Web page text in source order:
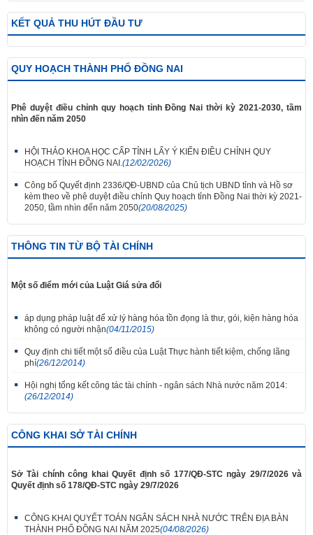
KẾT QUẢ THU HÚT ĐẦU TƯ
QUY HOẠCH THÀNH PHỐ ĐỒNG NAI
Phê duyệt điều chỉnh quy hoạch tỉnh Đồng Nai thời kỳ 2021-2030, tầm
nhìn đến năm 2050
HỘI THẢO KHOA HỌC CẤP TỈNH LẤY Ý KIẾN ĐIỀU CHỈNH QUY
HOẠCH TỈNH ĐỒNG NAI. (12/02/2026)
Công bố Quyết định 2336/QĐ-UBND của Chủ tịch UBND tỉnh và Hồ sơ
kèm theo về phê duyệt điều chỉnh Quy hoạch tỉnh Đồng Nai thời kỳ 2021-
2050, tầm nhìn đến năm 2050(20/08/2025)
THÔNG TIN TỪ BỘ TÀI CHÍNH
Một số điểm mới của Luật Giá sửa đổi
áp dụng pháp luật để xử lý hàng hóa tồn đọng là thư, gói, kiện hàng hóa
không có người nhận(04/11/2015)
Quy định chi tiết một số điều của Luật Thực hành tiết kiệm, chống lãng
phí(26/12/2014)
Hội nghị tổng kết công tác tài chính - ngân sách Nhà nước năm 2014:
(26/12/2014)
CÔNG KHAI SỞ TÀI CHÍNH
Sở Tài chính công khai Quyết định số 177/QĐ-STC ngày 29/7/2026 và
Quyết định số 178/QĐ-STC ngày 29/7/2026
CÔNG KHAI QUYẾT TOÁN NGÂN SÁCH NHÀ NƯỚC TRÊN ĐỊA BÀN
THÀNH PHỐ ĐỒNG NAI NĂM 2025(04/08/2026)